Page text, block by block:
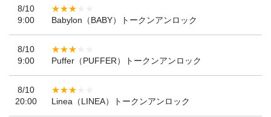
8/10
9:00
Babylon（BABY）トークンアンロック
8/10
9:00
Puffer（PUFFER）トークンアンロック
8/10
20:00
Linea（LINEA）トークンアンロック